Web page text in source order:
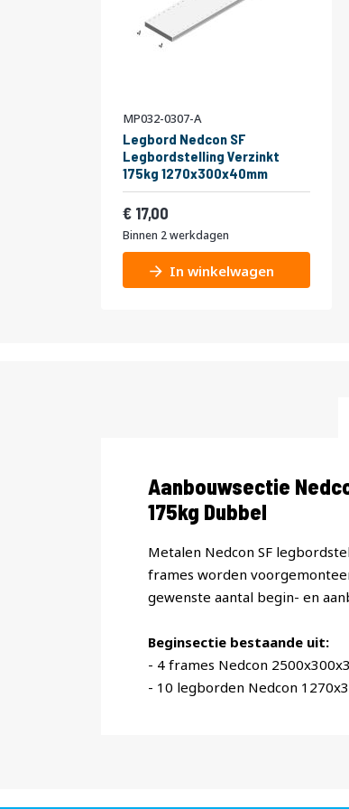
MP032-0307-A
Legbord Nedcon SF
Legbordstelling Verzinkt
175kg 1270x300x40mm
Vanaf
17,00
Binnen 2 werkdagen
In winkelwagen
Productomschrijving
Aanbouwsectie
175kg Dubbel
Metalen Nedcon SF
frames worden
gewenste aantal begin- en
Beginsectie bestaande uit:
- 4 frames Nedcon
- 10 legborden Nedcon